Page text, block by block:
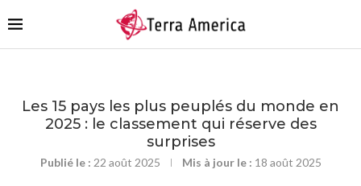
Les 15 pays les plus peuplés du monde en
2025 : le classement qui réserve des
surprises
Publié le : 22 août 2025 Mis à jour le : 18 août 2025